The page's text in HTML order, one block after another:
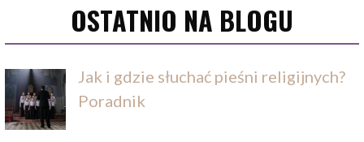
OSTATNIO NA BLOGU
Jak i gdzie słuchać pieśni religijnych?
Poradnik